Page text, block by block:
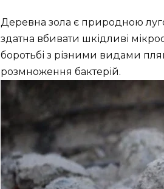
Деревна зола є природною
здатна вбивати шкідливі
боротьбі з різними видами
розмноження бактерій.